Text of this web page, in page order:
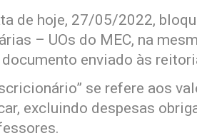
de hoje, 27/05/2022,
– UOs do MEC, na
documento enviado às
se refere aos
excluindo despesas